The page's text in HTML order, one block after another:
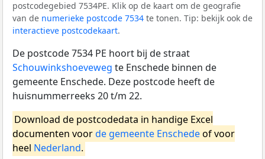
postcodegebied 7534PE. Klik op de kaart om de geografie
van de numerieke postcode 7534 te tonen. Tip: bekijk ook de
interactieve postcodekaart.
De postcode 7534 PE hoort bij de straat
Schouwinkshoeveweg te Enschede binnen de
gemeente Enschede. Deze postcode heeft de
huisnummerreeks 20 t/m 22.
Download de postcodedata in handige Excel
documenten voorde gemeente Enschedeof voor
heel Nederland.